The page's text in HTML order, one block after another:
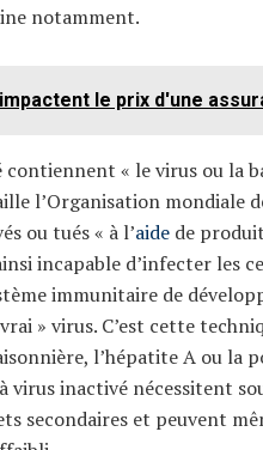
notamment.
le prix d'une
contiennent « le virus ou la
l’Organisation mondiale
ou tués « à l’aide de
incapable d’infecter les
immunitaire de
» virus. C’est cette
l’hépatite A ou la
virus inactivé nécessitent
secondaires et peuvent